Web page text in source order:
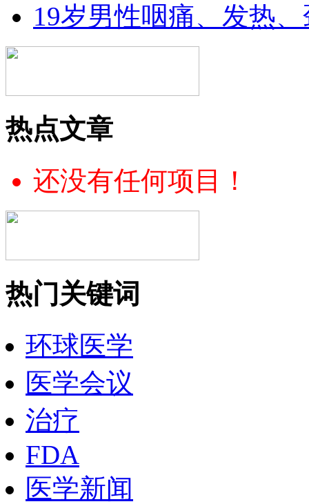
19岁男性咽痛、发热
热点文章
还没有任何项目！
热门关键词
环球医学
医学会议
治疗
FDA
医学新闻